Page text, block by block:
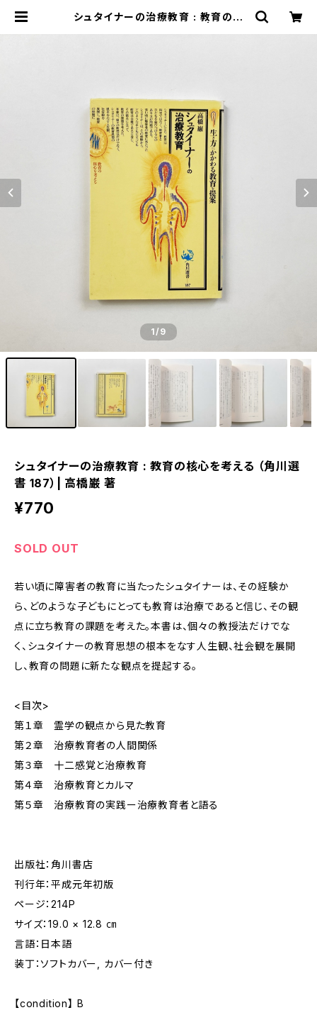
シュタイナーの治療教育 : 教育の核
1/9
シュタイナーの治療教育 : 教育の核心を考える （角川選
書 187）| 高橋巌 著
¥770
SOLD OUT
若い頃に障害者の教育に当たったシュタイナーは、その経験か
ら、どのような子どもにとっても教育は治療であると信じ、その観
点に立ち教育の課題を考えた。本書は、個々の教授法だけでな
く、シュタイナーの教育思想の根本をなす人生観、社会観を展開
し、教育の問題に新たな観点を提起する。
<目次>
第１章 霊学の観点から見た教育
第２章 治療教育者の人間関係
第３章 十二感覚と治療教育
第４章 治療教育とカルマ
第５章 治療教育の実践ー治療教育者と語る
出版社：角川書店
刊行年：平成元年初版
ページ：214P
サイズ：19.0 × 12.8 ㎝
言語：日本語
装丁：ソフトカバー, カバー付き
【condition】 B